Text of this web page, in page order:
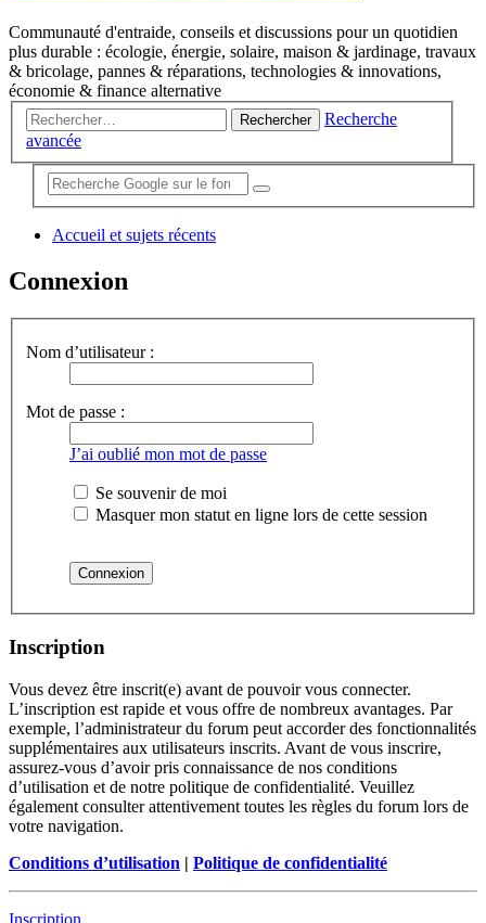
Communauté d'entraide, conseils et discussions pour un quotidien
plus durable : écologie, énergie, solaire, maison & jardinage, travaux
& bricolage, pannes & réparations, technologies & innovations,
économie & finance alternative
Rechercher
Recherche
avancée
Accueil et sujets récents
Connexion
Nom d’utilisateur :
Mot de passe :
J’ai oublié mon mot de passe
Se souvenir de moi
Masquer mon statut en ligne lors de cette session
Inscription
Vous devez être inscrit(e) avant de pouvoir vous connecter.
L’inscription est rapide et vous offre de nombreux avantages. Par
exemple, l’administrateur du forum peut accorder des fonctionnalités
supplémentaires aux utilisateurs inscrits. Avant de vous inscrire,
assurez-vous d’avoir pris connaissance de nos conditions
d’utilisation et de notre politique de confidentialité. Veuillez
également consulter attentivement toutes les règles du forum lors de
votre navigation.
Conditions d’utilisation | Politique de confidentialité
Inscription